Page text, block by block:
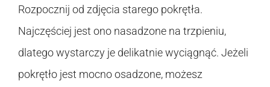
Rozpocznij od zdjęcia starego pokrętła.
Najczęściej jest ono nasadzone na trzpieniu,
dlatego wystarczy je delikatnie wyciągnąć. Jeżeli
pokrętło jest mocno osadzone, możesz